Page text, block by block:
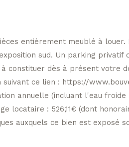
entièrement meublé à
sud. Un parking privatif
à constituer dès à présent votre
ce lien : https://
annuelle (incluant l'eau
locataire : 526,11€ (dont
auxquels ce bien est exposé